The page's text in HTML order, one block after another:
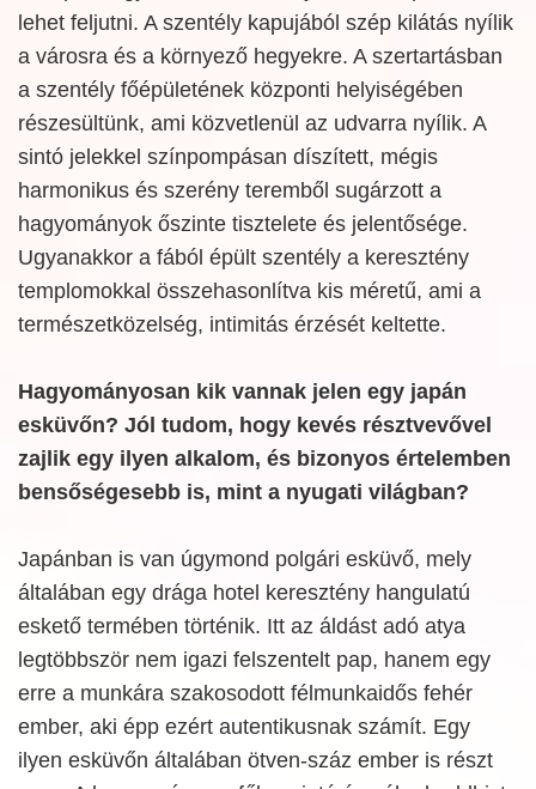
lehet feljutni. A szentély kapujából szép kilátás nyílik
a városra és a környező hegyekre. A szertartásban
a szentély főépületének központi helyiségében
részesültünk, ami közvetlenül az udvarra nyílik. A
sintó jelekkel színpompásan díszített, mégis
harmonikus és szerény teremből sugárzott a
hagyományok őszinte tisztelete és jelentősége.
Ugyanakkor a fából épült szentély a keresztény
templomokkal összehasonlítva kis méretű, ami a
természetközelség, intimitás érzését keltette.
Hagyományosan kik vannak jelen egy japán
esküvőn? Jól tudom, hogy kevés résztvevővel
zajlik egy ilyen alkalom, és bizonyos értelemben
bensőségesebb is, mint a nyugati világban?
Japánban is van úgymond polgári esküvő, mely
általában egy drága hotel keresztény hangulatú
eskető termében történik. Itt az áldást adó atya
legtöbbször nem igazi felszentelt pap, hanem egy
erre a munkára szakosodott félmunkaidős fehér
ember, aki épp ezért autentikusnak számít. Egy
ilyen esküvőn általában ötven-száz ember is részt